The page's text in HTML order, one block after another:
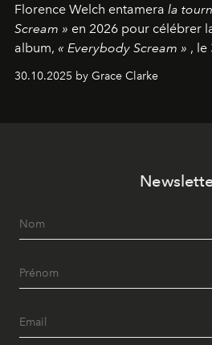
Florence Welch entamera la
Scream » en 2026 pour célébrer
album, « Everybody Scream » , le
30.10.2025 by Grace Clarke